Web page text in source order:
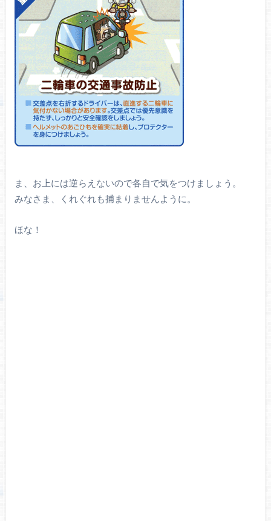
ま、お上には逆らえないので各自で気をつけましょう。
みなさま、くれぐれも捕まりませんように。
ほな！